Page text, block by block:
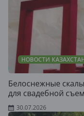
НОВОСТИ
Белоснежные
для свадебной
30.07.2026